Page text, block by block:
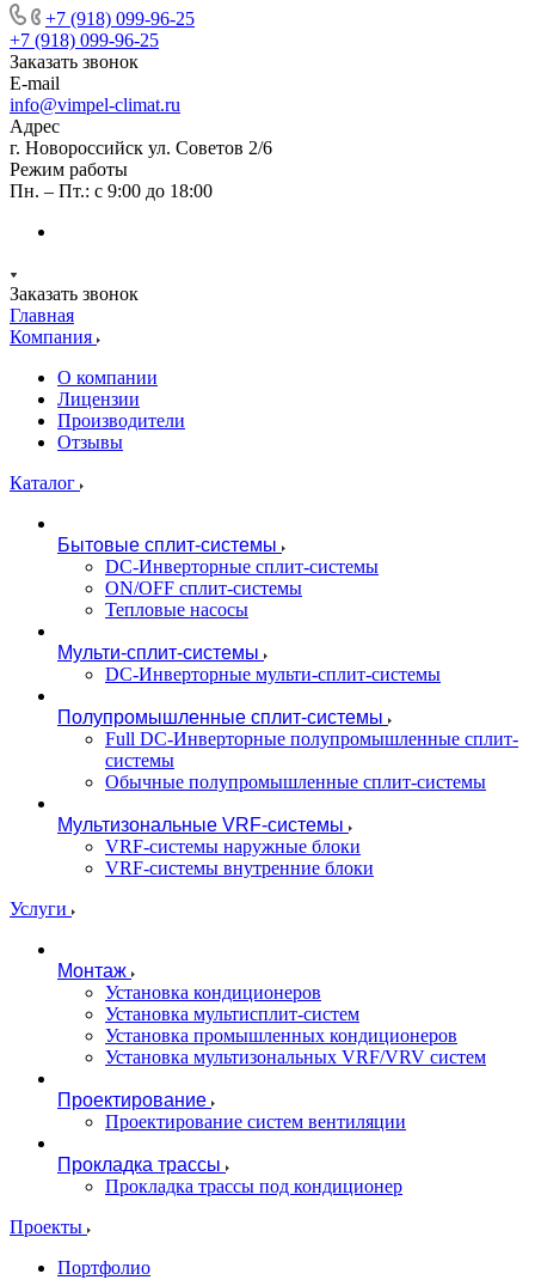
+7 (918) 099-96-25
+7 (918) 099-96-25
Заказать звонок
E-mail
info@vimpel-climat.ru
Адрес
г. Новороссийск ул. Советов 2/6
Режим работы
Пн. – Пт.: с 9:00 до 18:00
Заказать звонок
Главная
Компания
О компании
Лицензии
Производители
Отзывы
Каталог
Бытовые сплит-системы
DC-Инверторные сплит-системы
ON/OFF сплит-системы
Тепловые насосы
Мульти-сплит-системы
DC-Инверторные мульти-сплит-системы
Полупромышленные сплит-системы
Full DC-Инверторные полупромышленные сплит-
системы
Обычные полупромышленные сплит-системы
Мультизональные VRF-системы
VRF-системы наружные блоки
VRF-системы внутренние блоки
Услуги
Монтаж
Установка кондиционеров
Установка мультисплит-систем
Установка промышленных кондиционеров
Установка мультизональных VRF/VRV систем
Проектирование
Проектирование систем вентиляции
Прокладка трассы
Прокладка трассы под кондиционер
Проекты
Портфолио